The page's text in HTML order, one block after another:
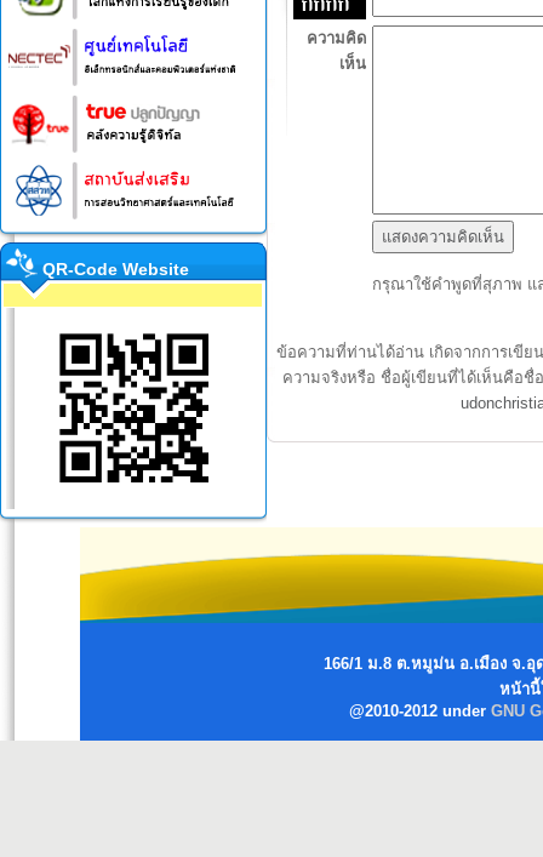
QR-Code Website
ความคิด
เห็น
กรุณาใช้คำพูดที่สุภาพ แ
ข้อความที่ท่านได้อ่าน เกิดจากการเขีย
ความจริงหรือ ชื่อผู้เขียนที่ได้เห็นคือ
166/1 ม.8 ต.หมูม่น อ.เมือง จ.อุ
หน้านี้
@2010-2012 under GNU